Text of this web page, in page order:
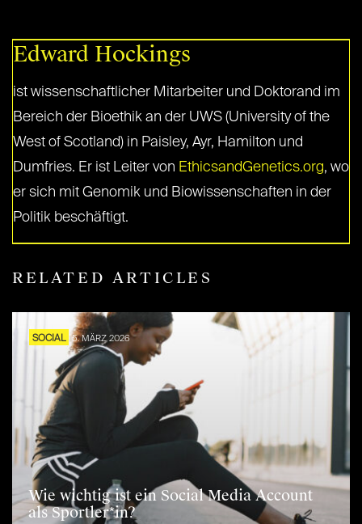
Edward Hockings
ist wissenschaftlicher Mitarbeiter und Doktorand im
Bereich der Bioethik an der UWS (University of the
West of Scotland) in Paisley, Ayr, Hamilton und
Dumfries. Er ist Leiter von EthicsandGenetics.org, wo
er sich mit Genomik und Biowissenschaften in der
Politik beschäftigt.
RELATED ARTICLES
SOCIAL 5. MÄRZ 2026
Wie wichtig ist ein Social Media Account
als Sportler*in?